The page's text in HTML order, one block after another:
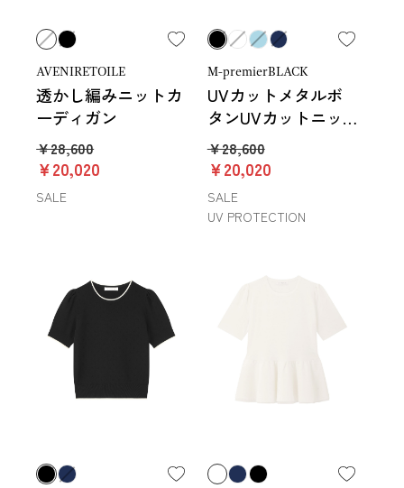
AVENIRETOILE
透かし編みニットカ
ーディガン
￥28,600
￥20,020
SALE
M-premierBLACK
UVカットメタルボ
タンUVカットニッ
トカーディガン
￥28,600
￥20,020
SALE
UV PROTECTION